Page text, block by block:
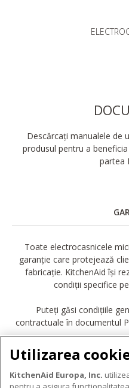
Descărcați manualele de
produsul pentru a
partea
Toate electrocasnicele
garanție care protejează
fabricație. KitchenAid își
condiții specifice
Puteți găsi condițiile
contractuale în documentul
Utilizarea
KitchenAid Europa, Inc.